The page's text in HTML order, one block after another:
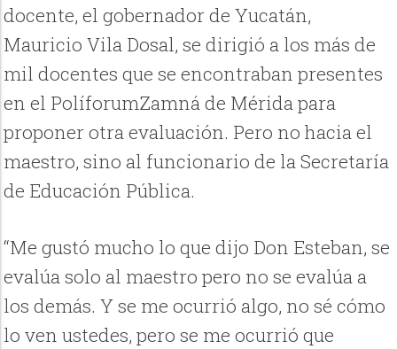
docente, el gobernador de Yucatán,
Mauricio Vila Dosal, se dirigió a los más de
mil docentes que se encontraban presentes
en el PolíforumZamná de Mérida para
proponer otra evaluación. Pero no hacia el
maestro, sino al funcionario de la Secretaría
de Educación Pública.
“Me gustó mucho lo que dijo Don Esteban, se
evalúa solo al maestro pero no se evalúa a
los demás. Y se me ocurrió algo, no sé cómo
lo ven ustedes, pero se me ocurrió que